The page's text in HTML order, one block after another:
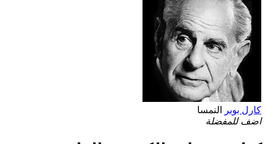
كارل بوبر
النمسا
اضف للمفضلة